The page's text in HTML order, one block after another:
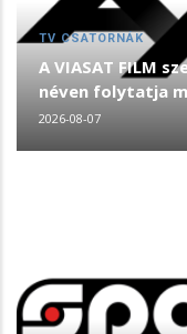
TV CSATORNÁK
A VIASAT FILM
néven folytatja
2026-08-07